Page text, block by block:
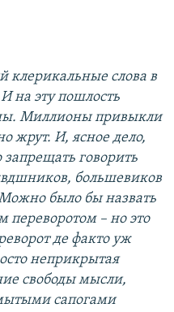
слова в
на эту пошлость
Миллионы привыкли
жрут. И, ясное дело,
запрещать говорить
большевиков
было бы назвать
переворотом – но это
де факто уж
неприкрытая
свободы мысли,
сапогами